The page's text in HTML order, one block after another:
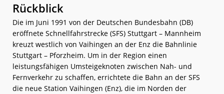
Rückblick
Die im Juni 1991 von der Deutschen Bundesbahn (DB)
eröffnete Schnellfahrstrecke (SFS) Stuttgart – Mannheim
kreuzt westlich von Vaihingen an der Enz die Bahnlinie
Stuttgart – Pforzheim. Um in der Region einen
leistungsfähigen Umsteigeknoten zwischen Nah- und
Fernverkehr zu schaffen, errichtete die Bahn an der SFS
die neue Station Vaihingen (Enz), die im Norden der